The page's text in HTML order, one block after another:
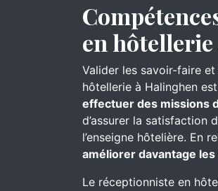
en
Valider les savoir-faire
hôtellerie à Halinghen
effectuer des missions
d’assurer la satisfaction
l’enseigne hôtelière. En
améliorer davantage
Le réceptionniste en